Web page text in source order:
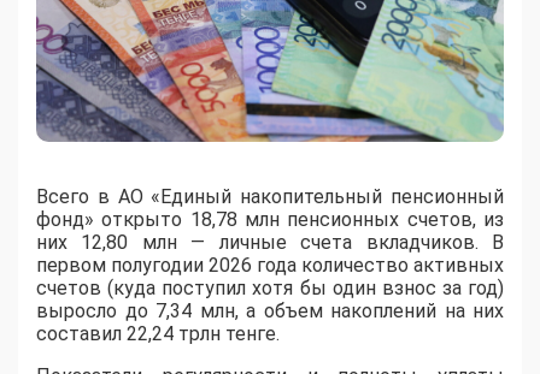
Всего в АО «Единый накопительный пенсионный
фонд» открыто 18,78 млн пенсионных счетов, из
них 12,80 млн — личные счета вкладчиков. В
первом полугодии 2026 года количество активных
счетов (куда поступил хотя бы один взнос за год)
выросло до 7,34 млн, а объем накоплений на них
составил 22,24 трлн тенге.